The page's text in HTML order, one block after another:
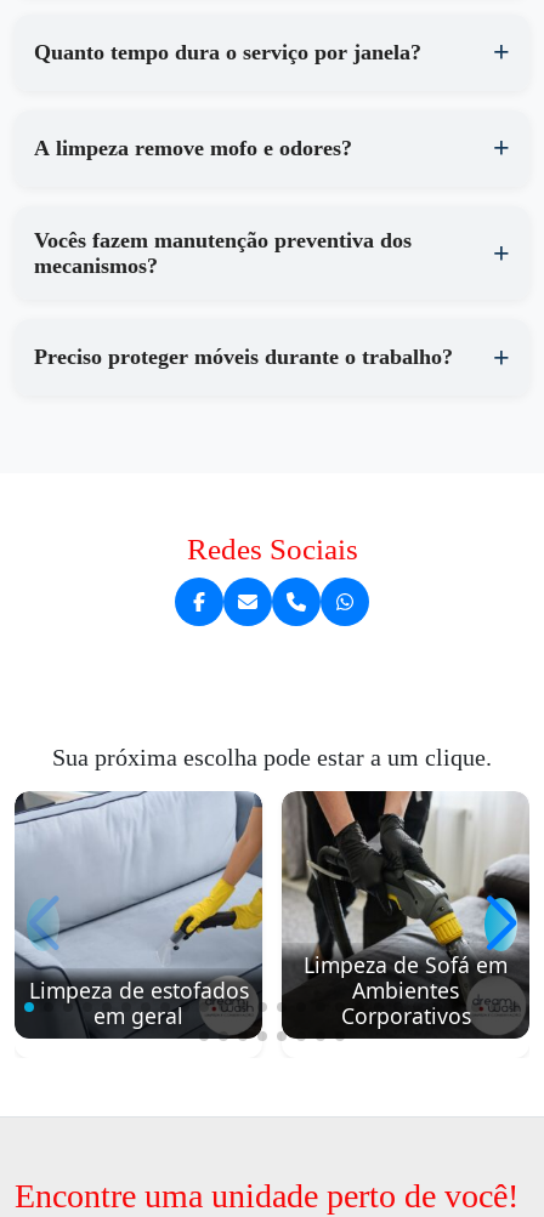
Quanto tempo dura o serviço por janela?
A limpeza remove mofo e odores?
Vocês fazem manutenção preventiva dos
mecanismos?
Preciso proteger móveis durante o trabalho?
Redes Sociais
Sua próxima escolha pode estar a um clique.
Limpeza de estofados
em geral
Limpeza de Sofá em
Ambientes
Corporativos
Encontre uma unidade perto de você!